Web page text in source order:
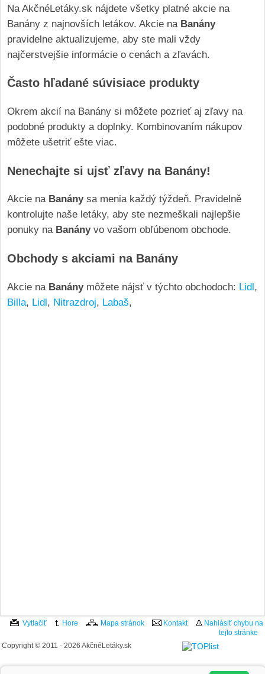
Na AkčnéLetáky.sk nájdete všetky platné akcie na
Banány z najnovších letákov. Akcie na Banány
pravidelne aktualizujeme, aby ste mali vždy
najčerstvejšie informácie o cenách a zľavách.
Často hľadané súvisiace produkty
Okrem akcií na Banány si môžete pozrieť aj zľavy na
podobné produkty a doplnky. Kombinovaním nákupov
môžete ušetriť ešte viac.
Nenechajte si ujsť zľavy na Banány!
Akcie na Banánysa menia každý týždeň. Pravidelně
kontrolujte naše letáky, aby ste nezmeškali najlepšie
ponuky na Banányvo vašom obľúbenom obchode.
Obchody s akciami na Banány
Akcie na Banánymôžete nájsť v týchto obchodoch: Lidl,
Billa, Lidl, Nitrazdroj, Labaš,
Vytlačiť Hore Mapa stránok Kontakt
Nahlásiť chybu na
tejto stránke
Copyright © 2011 - 2026 AkčnéLetáky.sk